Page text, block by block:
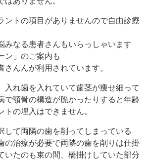
ントの項目がありませんので自由診療
みなる患者さんもいらっしゃいます
ン」のご案内も
さんんが利用されています。
入れ歯を入れていて歯茎が痩せ細って
で顎骨の構造が脆かったりすると年齢
トの埋入はできません。
して両隣の歯を削ってしまっている
の治療が必要で両隣の歯を削りは仕掛
いたのも束の間、橋掛けしていた部分